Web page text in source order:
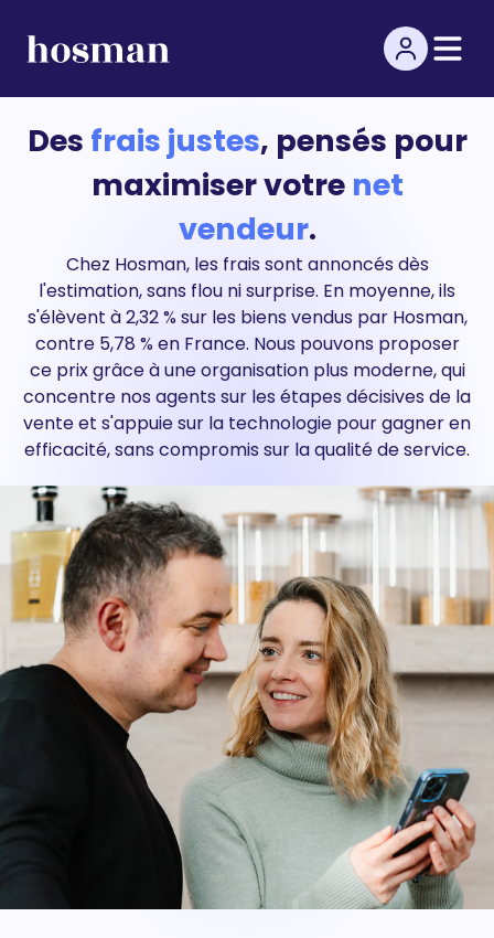
Des frais justes, pensés pour
maximiser votre net
vendeur.
Chez Hosman, les frais sont annoncés dès
l'estimation, sans flou ni surprise. En moyenne, ils
s'élèvent à 2,32 % sur les biens vendus par Hosman,
contre 5,78 % en France. Nous pouvons proposer
ce prix grâce à une organisation plus moderne, qui
concentre nos agents sur les étapes décisives de la
vente et s'appuie sur la technologie pour gagner en
efficacité, sans compromis sur la qualité de service.